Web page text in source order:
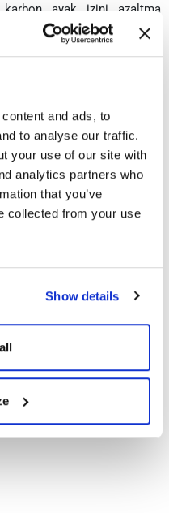
and ads, to
to analyse our traffic.
your use of our site with
analytics partners who
that you’ve
collected from your use
Show details
karbon ayak izini azaltma
kaydetti.
biri olduğunu dile
enerjiye geçiş yapmak
adım. Müşterilerimize
çevresel etkileri
maliyetlerini optimize
fazla firmanın çatısına
enerjiye destek olmaya
enerjinin oldukça önemli
firmaları yeşil enerji ile
oldukça mutluyuz” diye